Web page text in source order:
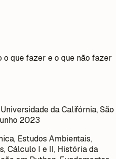
que fazer e o que não fazer
da Califórnia, São
2023
Estudos Ambientais,
Cálculo I e II, História da